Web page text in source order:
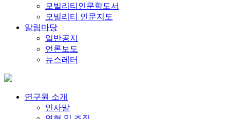
모빌리티인문학도서
모빌리티 인문지도
알림마당
일반공지
언론보도
뉴스레터
연구원 소개
인사말